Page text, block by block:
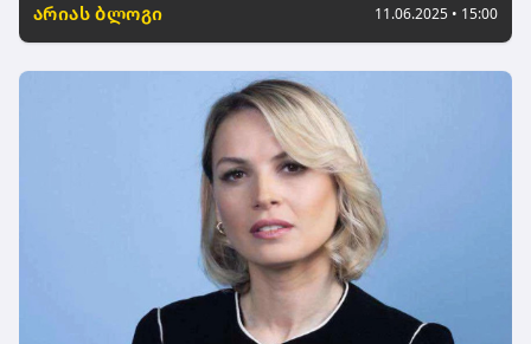
არიას ბლოგი 11.06.2025 • 15:00